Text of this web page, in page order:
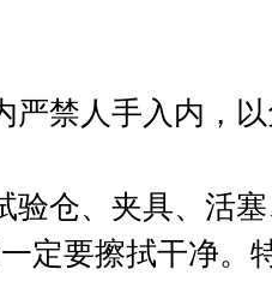
禁人手入内，以
仓、夹具、活塞
定要擦拭干净。